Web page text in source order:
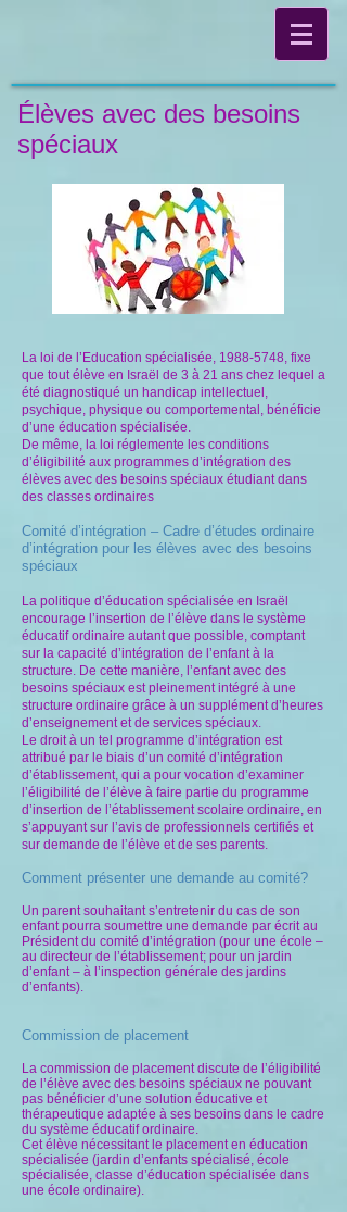
Élèves avec des besoins
spéciaux
La loi de l’Education spécialisée, 1988-5748, fixe
que tout élève en Israël de 3 à 21 ans chez lequel a
été diagnostiqué un handicap intellectuel,
psychique, physique ou comportemental, bénéficie
d’une éducation spécialisée.
De même, la loi réglemente les conditions
d’éligibilité aux programmes d’intégration des
élèves avec des besoins spéciaux étudiant dans
des classes ordinaires
Comité d’intégration – Cadre d’études ordinaire
d’intégration pour les élèves avec des besoins
spéciaux
La politique d’éducation spécialisée en Israël
encourage l’insertion de l’élève dans le système
éducatif ordinaire autant que possible, comptant
sur la capacité d’intégration de l’enfant à la
structure. De cette manière, l’enfant avec des
besoins spéciaux est pleinement intégré à une
structure ordinaire grâce à un supplément d’heures
d’enseignement et de services spéciaux.
Le droit à un tel programme d’intégration est
attribué par le biais d’un comité d’intégration
d’établissement, qui a pour vocation d’examiner
l’éligibilité de l’élève à faire partie du programme
d’insertion de l’établissement scolaire ordinaire, en
s’appuyant sur l’avis de professionnels certifiés et
sur demande de l’élève et de ses parents.
Comment présenter une demande au comité?
Un parent souhaitant s’entretenir du cas de son
enfant pourra soumettre une demande par écrit au
Président du comité d’intégration (pour une école –
au directeur de l’établissement; pour un jardin
d’enfant – à l’inspection générale des jardins
d’enfants).
Commission de placement
La commission de placement discute de l’éligibilité
de l’élève avec des besoins spéciaux ne pouvant
pas bénéficier d’une solution éducative et
thérapeutique adaptée à ses besoins dans le cadre
du système éducatif ordinaire.
Cet élève nécessitant le placement en éducation
spécialisée (jardin d’enfants spécialisé, école
spécialisée, classe d’éducation spécialisée dans
une école ordinaire).